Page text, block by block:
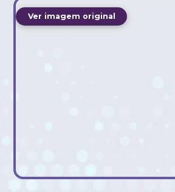
Ver imagem original